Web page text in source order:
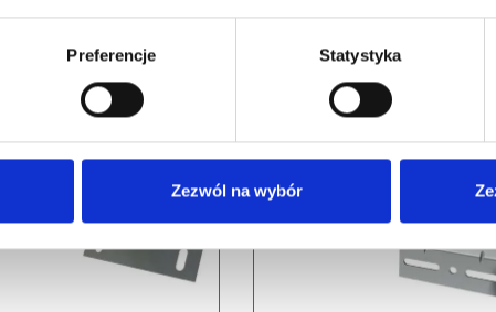
Preferencje Statystyka
Zezwól na wybór
RELATED PRODUCTS